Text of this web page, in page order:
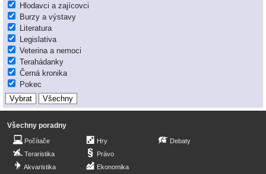
Hlodavci a zajícovci
Burzy a výstavy
Literatura
Legislativa
Veterina a nemoci
Terahádanky
Černá kronika
Pokec
Všechny poradny
Počítače
Teraristika
Akvaristika
Hry
Právo
Ekonomika
Debaty